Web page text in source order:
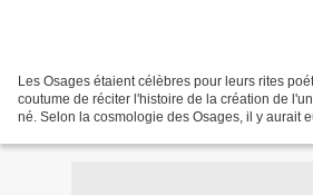
Les Osages étaient célèbres pour leurs rites
coutume de réciter l'histoire de la création de
né. Selon la cosmologie des Osages, il y aurait